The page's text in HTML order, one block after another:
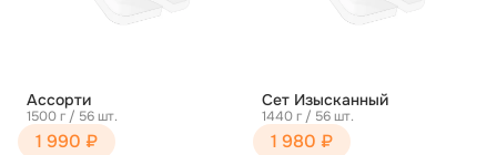
Ассорти
1500 г / 56 шт.
1 990 ₽
Сет Изысканный
1440 г / 56 шт.
1 980 ₽